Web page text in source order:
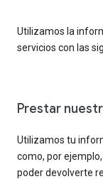
Utilizamos la
servicios con las
Prestar
Utilizamos tu
como, por
poder devolverte